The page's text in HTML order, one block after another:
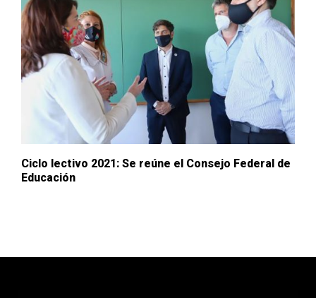
Ciclo lectivo 2021: Se reúne el Consejo Federal de
Educación